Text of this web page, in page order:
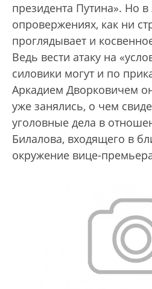
президента Путина». Но в
опровержениях, как ни
проглядывает и
Ведь вести атаку на
силовики могут и по
Аркадием Дворковичем
уже занялись, о чем
уголовные дела в
Билалова, входящего в
окружение вице-